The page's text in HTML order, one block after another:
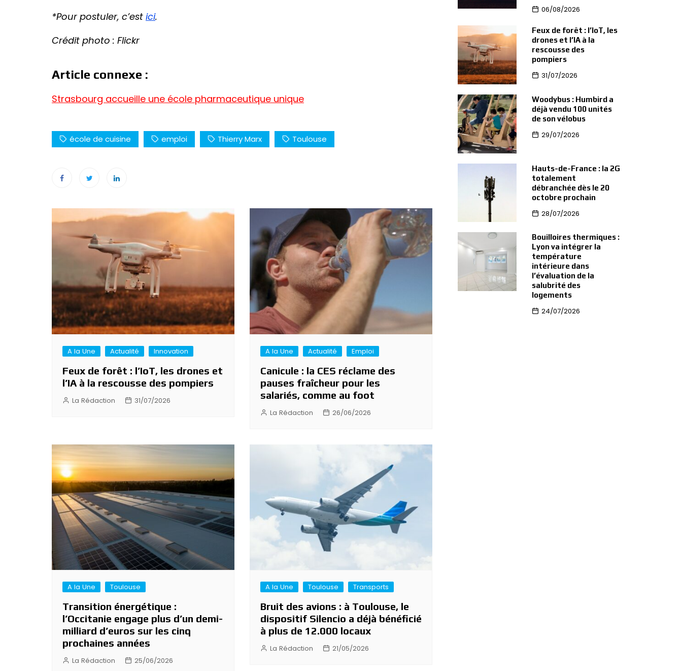
*Pour postuler, c’est ici.
Crédit photo : Flickr
Article connexe :
Strasbourg accueille une école pharmaceutique unique
école de cuisine emploi Thierry Marx Toulouse
Navigation
l’article
A la Une Actualité Innovation
Feux de forêt : l’IoT, les drones et
l’IA à la rescousse des pompiers
La Rédaction 31/07/2026
A la Une Actualité Emploi
Canicule : la CES réclame des
pauses fraîcheur pour les
salariés, comme au foot
La Rédaction 26/06/2026
A la Une Toulouse
Transition énergétique :
l’Occitanie engage plus d’un demi-
milliard d’euros sur les cinq
prochaines années
La Rédaction 25/06/2026
A la Une Toulouse Transports
Bruit des avions : à Toulouse, le
dispositif Silencio a déjà bénéficié
à plus de 12.000 locaux
La Rédaction 21/05/2026
06/08/2026
Feux de forêt : l’IoT, les
drones et l’IA à la
rescousse des
pompiers
31/07/2026
Woodybus : Humbird a
déjà vendu 100 unités
de son vélobus
29/07/2026
Hauts-de-France : la 2G
totalement
débranchée dès le 20
octobre prochain
28/07/2026
Bouilloires thermiques :
Lyon va intégrer la
température
intérieure dans
l’évaluation de la
salubrité des
logements
24/07/2026